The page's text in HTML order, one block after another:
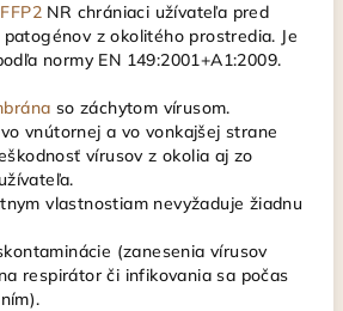
FFP2 NR chrániaci užívateľa pred
z okolitého prostredia. Je
normy EN 149:2001+A1:2009.
so záchytom vírusom.
vnútornej a vo vonkajšej strane
vírusov z okolia aj zo
vlastnostiam nevyžaduje žiadnu
(zanesenia vírusov
respirátor či infikovania sa počas